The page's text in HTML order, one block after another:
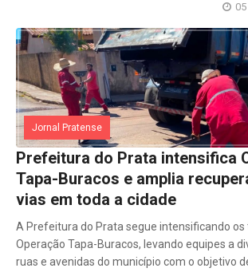
Jornal Pratense
Prefeitura do Prata intensifica
Tapa-Buracos e amplia
vias em toda a cidade
A Prefeitura do Prata segue intensificando os
Operação Tapa-Buracos, levando equipes a
ruas e avenidas do município com o objetivo